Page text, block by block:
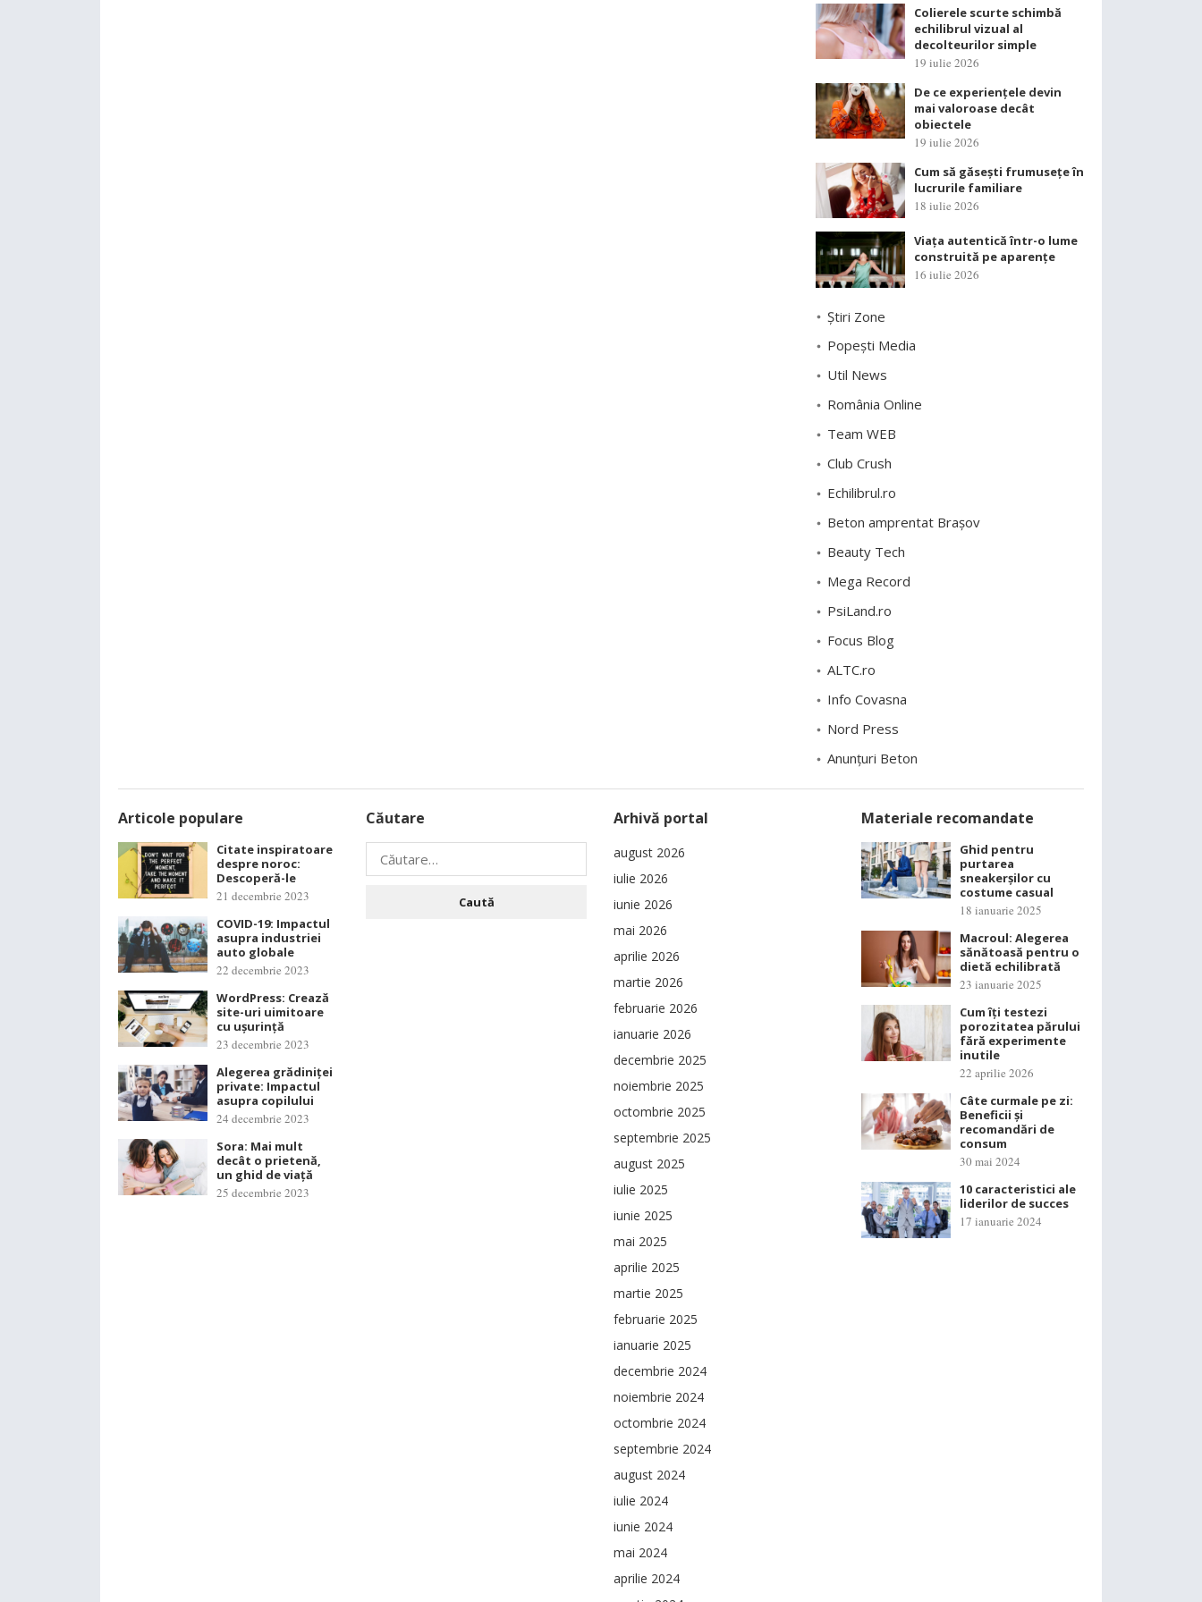
Colierele scurte schimbă
echilibrul vizual al
decolteurilor simple
19 iulie 2026
De ce experiențele devin
mai valoroase decât
obiectele
19 iulie 2026
Cum să găsești frumusețe în
lucrurile familiare
18 iulie 2026
Viața autentică într-o lume
construită pe aparențe
16 iulie 2026
Știri Zone
Popești Media
Util News
România Online
Team WEB
Club Crush
Echilibrul.ro
Beton amprentat Brașov
Beauty Tech
Mega Record
PsiLand.ro
Focus Blog
ALTC.ro
Info Covasna
Nord Press
Anunțuri Beton
Articole populare
Citate inspiratoare
despre noroc:
Descoperă-le
21 decembrie 2023
COVID-19: Impactul
asupra industriei
auto globale
22 decembrie 2023
WordPress: Crează
site-uri uimitoare
cu ușurință
23 decembrie 2023
Alegerea grădiniței
private: Impactul
asupra copilului
24 decembrie 2023
Sora: Mai mult
decât o prietenă,
un ghid de viață
25 decembrie 2023
Căutare
Caută
după:
Arhivă portal
august 2026
iulie 2026
iunie 2026
mai 2026
aprilie 2026
martie 2026
februarie 2026
ianuarie 2026
decembrie 2025
noiembrie 2025
octombrie 2025
septembrie 2025
august 2025
iulie 2025
iunie 2025
mai 2025
aprilie 2025
martie 2025
februarie 2025
ianuarie 2025
decembrie 2024
noiembrie 2024
octombrie 2024
septembrie 2024
august 2024
iulie 2024
iunie 2024
mai 2024
aprilie 2024
Materiale recomandate
Ghid pentru
purtarea
sneakerșilor cu
costume casual
18 ianuarie 2025
Macroul: Alegerea
sănătoasă pentru o
dietă echilibrată
23 ianuarie 2025
Cum îți testezi
porozitatea părului
fără experimente
inutile
22 aprilie 2026
Câte curmale pe zi:
Beneficii și
recomandări de
consum
30 mai 2024
10 caracteristici ale
liderilor de succes
17 ianuarie 2024